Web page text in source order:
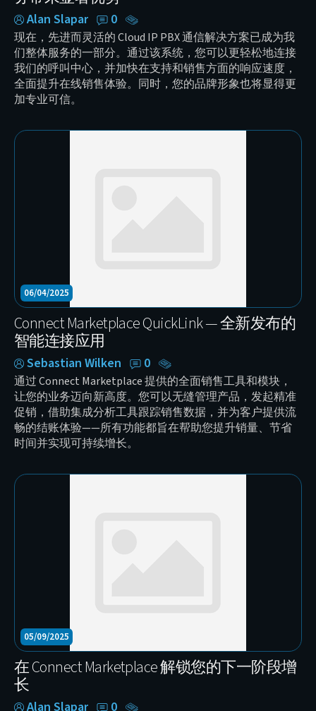
Alan Slapar 0
现在，先进而灵活的 Cloud IP PBX 通信解决方案已成为我
们整体服务的一部分。通过该系统，您可以更轻松地连接
我们的呼叫中心，并加快在支持和销售方面的响应速度，
全面提升在线销售体验。同时，您的品牌形象也将显得更
加专业可信。
06/04/2025
Connect Marketplace QuickLink — 全新发布的
智能连接应用
Sebastian Wilken 0
通过 Connect Marketplace 提供的全面销售工具和模块，
让您的业务迈向新高度。您可以无缝管理产品，发起精准
促销，借助集成分析工具跟踪销售数据，并为客户提供流
畅的结账体验——所有功能都旨在帮助您提升销量、节省
时间并实现可持续增长。
05/09/2025
在 Connect Marketplace 解锁您的下一阶段增
长
Alan Slapar 0